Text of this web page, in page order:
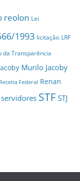
reolon Lei
1993 licitação LRF
da Transparência
Murilo Jacoby
Receita Federal Renan
servidores STF STJ